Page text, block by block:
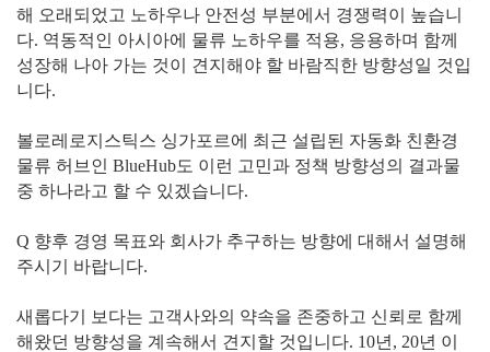
해 오래되었고 노하우나 안전성 부분에서 경쟁력이 높습니
다. 역동적인 아시아에 물류 노하우를 적용, 응용하며 함께
성장해 나아 가는 것이 견지해야 할 바람직한 방향성일 것입
니다.
볼로레로지스틱스 싱가포르에 최근 설립된 자동화 친환경
물류 허브인 BlueHub도 이런 고민과 정책 방향성의 결과물
중 하나라고 할 수 있겠습니다.
Q 향후 경영 목표와 회사가 추구하는 방향에 대해서 설명해
주시기 바랍니다.
새롭다기 보다는 고객사와의 약속을 존중하고 신뢰로 함께
해왔던 방향성을 계속해서 견지할 것입니다. 10년, 20년 이